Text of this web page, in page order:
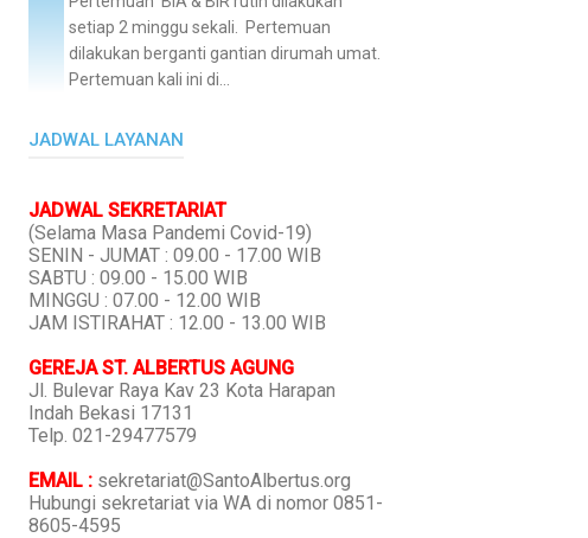
setiap 2 minggu sekali. Pertemuan
dilakukan berganti gantian dirumah umat.
Pertemuan kali ini di...
JADWAL LAYANAN
JADWAL SEKRETARIAT
(Selama Masa Pandemi Covid-19)
SENIN - JUMAT : 09.00 - 17.00 WIB
SABTU : 09.00 - 15.00 WIB
MINGGU : 07.00 - 12.00 WIB
JAM ISTIRAHAT : 12.00 - 13.00 WIB
GEREJA ST. ALBERTUS AGUNG
Jl. Bulevar Raya Kav 23 Kota Harapan
Indah Bekasi 17131
Telp. 021-29477579
EMAIL : sekretariat@SantoAlbertus.org
Hubungi sekretariat via WA di nomor 0851-
8605-4595